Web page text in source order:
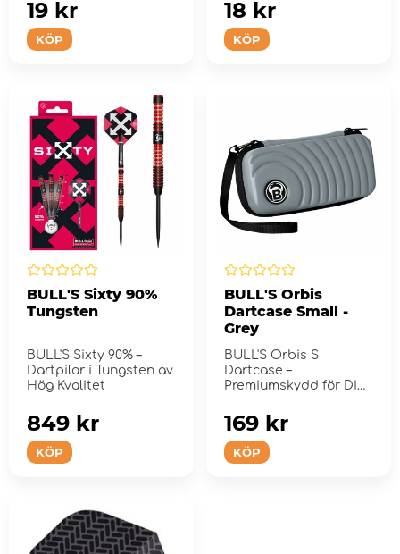
KÖP
19 kr
KÖP
18 kr
BULL'S Sixty 90%
Tungsten
BULL'S Sixty 90% –
Dartpilar i Tungsten av
Hög Kvalitet
KÖP
849 kr
BULL'S Orbis
Dartcase Small -
Grey
BULL'S Orbis S
Dartcase –
Premiumskydd för Dina
KÖP
169 kr